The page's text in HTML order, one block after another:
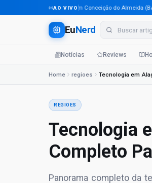
AO VIVO
Tecnologia em Conceição do Almeida (BA)
EuNerd
Notícias Reviews
Home regioes
REGIOES
Tecnologia
Completo
Panorama completo da